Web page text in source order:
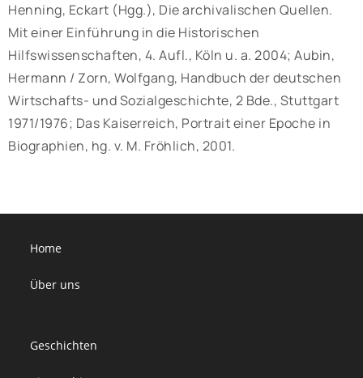
Henning, Eckart (Hgg.), Die archivalischen Quellen.
Mit einer Einführung in die Historischen
Hilfswissenschaften, 4. Aufl., Köln u. a. 2004; Aubin,
Hermann / Zorn, Wolfgang, Handbuch der deutschen
Wirtschafts- und Sozialgeschichte, 2 Bde., Stuttgart
1971/1976; Das Kaiserreich, Portrait einer Epoche in
Biographien, hg. v. M. Fröhlich, 2001.
Home
Über uns
Geschichten